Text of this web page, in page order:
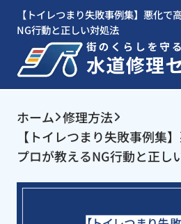
【トイレつまり失敗事例集】悪化で
NG行動と正しい対処法
ホーム 修理方法
【トイレつまり失敗事例集
プロが教えるNG行動と正し